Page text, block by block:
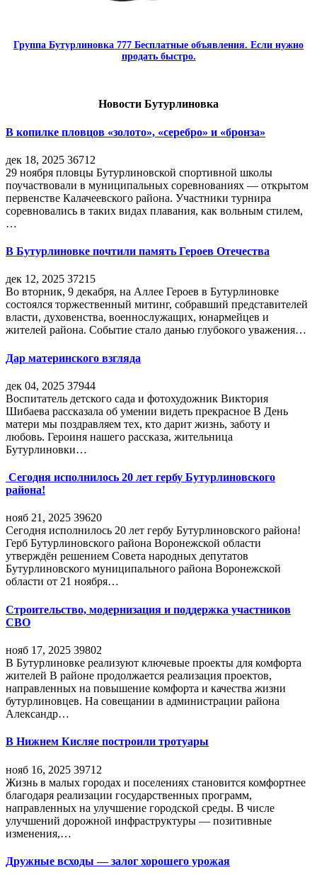
Группа Бутурлиновка 777 Бесплатные объявления. Если нужно
продать быстро.
Новости Бутурлиновка
В копилке пловцов «золото», «серебро» и «бронза»
дек 18, 2025 36712
29 ноября пловцы Бутурлиновской спортивной школы
поучаствовали в муниципальных соревнованиях — открытом
первенстве Калачеевского района. Участники турнира
соревновались в таких видах плавания, как вольным стилем,
…
В Бутурлиновке почтили память Героев Отечества
дек 12, 2025 37215
Во вторник, 9 декабря, на Аллее Героев в Бутурлиновке
состоялся торжественный митинг, собравший представителей
власти, духовенства, военнослужащих, юнармейцев и
жителей района. Событие стало данью глубокого уважения…
Дар материнского взгляда
дек 04, 2025 37944
Воспитатель детского сада и фотохудожник Виктория
Шибаева рассказала об умении видеть прекрасное В День
матери мы поздравляем тех, кто дарит жизнь, заботу и
любовь. Героиня нашего рассказа, жительница
Бутурлиновки…
Сегодня исполнилось 20 лет гербу Бутурлиновского
района!
нояб 21, 2025 39620
Сегодня исполнилось 20 лет гербу Бутурлиновского района!
Герб Бутурлиновского района Воронежской области
утверждён решением Совета народных депутатов
Бутурлиновского муниципального района Воронежской
области от 21 ноября…
Строительство, модернизация и поддержка участников
СВО
нояб 17, 2025 39802
В Бутурлиновке реализуют ключевые проекты для комфорта
жителей В районе продолжается реализация проектов,
направленных на повышение комфорта и качества жизни
бутурлиновцев. На совещании в администрации района
Александр…
В Нижнем Кисляе построили тротуары
нояб 16, 2025 39712
Жизнь в малых городах и поселениях становится комфортнее
благодаря реализации государственных программ,
направленных на улучшение городской среды. В числе
улучшений дорожной инфраструктуры — позитивные
изменения,…
Дружные всходы — залог хорошего урожая